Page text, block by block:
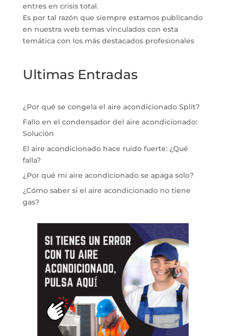
entres en crisis total.
Es por tal razón que siempre estamos publicando
en nuestra web temas vinculados con esta
temática con los más destacados profesionales
Ultimas Entradas
¿Por qué se congela el aire acondicionado Split?
Fallo en el condensador del aire acondicionado:
Solución
El aire acondicionado hace ruido fuerte: ¿Qué
falla?
¿Por qué mi aire acondicionado se apaga solo?
¿Cómo saber si el aire acondicionado no tiene
gas?